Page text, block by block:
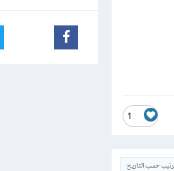
1
حسب التاريخ